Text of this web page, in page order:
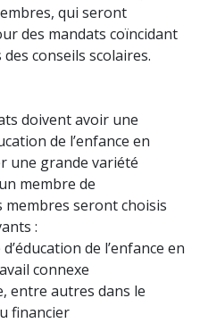
qui seront
des mandats coïncidant
conseils scolaires.
doivent avoir une
de l’enfance en
une grande variété
membre de
membres seront choisis
:
de l’enfance en
connexe
entre autres dans le
financier